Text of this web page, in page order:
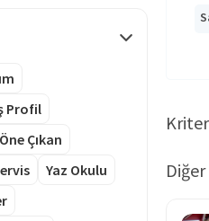
Profil
Çıkan
Yaz Okulu